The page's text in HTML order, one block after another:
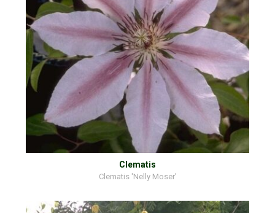
Clematis
Clematis 'Nelly Moser'